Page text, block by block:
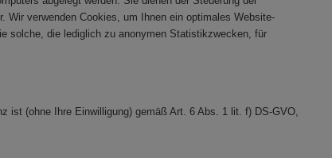
Wir verwenden Cookies, um Ihnen ein optimales Website-
solche, die lediglich zu anonymen Statistikzwecken, für
ist (ohne Ihre Einwilligung) gemäß Art. 6 Abs. 1 lit. f) DS-GVO,